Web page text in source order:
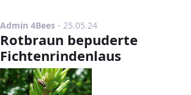
Admin 4Bees - Publikationsdatum
25.05.24
Rotbraun bepuderte
Fichtenrindenlaus